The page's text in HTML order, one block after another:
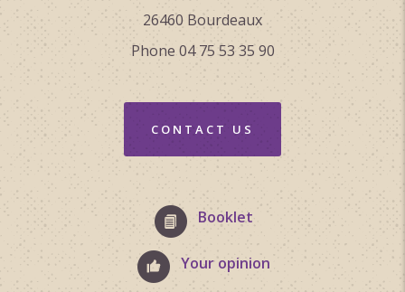
26460 Bourdeaux
Phone 04 75 53 35 90
CONTACT US
Booklet
Your opinion